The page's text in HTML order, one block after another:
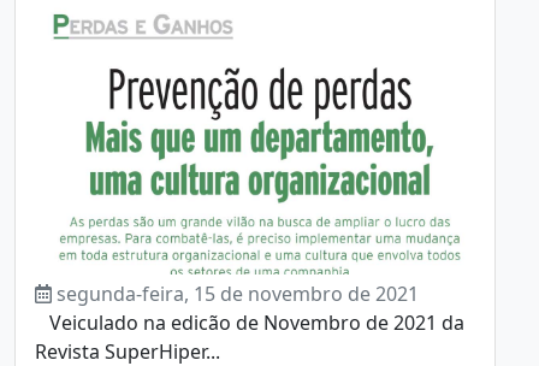
segunda-feira, 15 de novembro de 2021
Veiculado na edicão de Novembro de 2021 da
Revista SuperHiper...